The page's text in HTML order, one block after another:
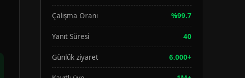
Çalışma Oranı %99.7
Yanıt Süresi 40
Günlük ziyaret 6.000+